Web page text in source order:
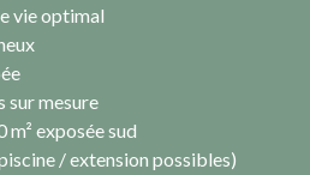
vie optimal
sur mesure
exposée sud
/ extension possibles)